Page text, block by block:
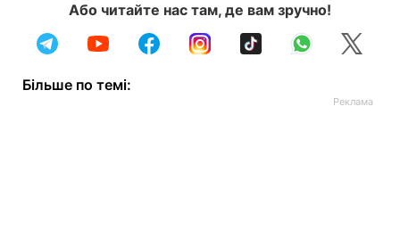
Або читайте нас там, де вам зручно!
Більше по темі: